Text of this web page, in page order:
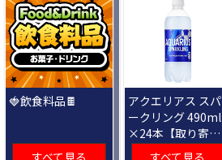
🍓飲食料品🍫
すべて見る
アクエリアス スパ
ークリング 490ml
×24本【取り寄せ
入荷後次第発送】
すべて見る